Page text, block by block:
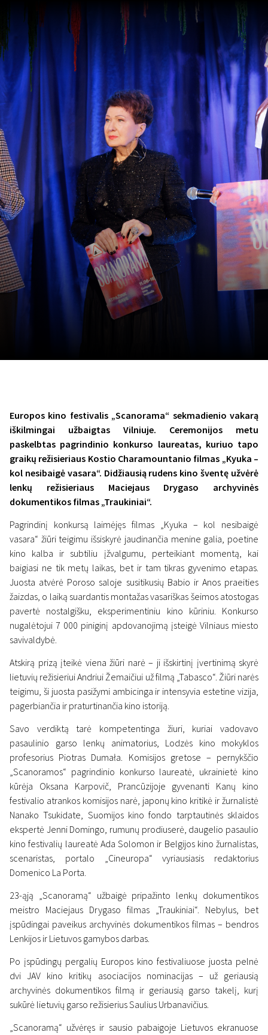
News
Vilniuje iškilmingai užbaigtas
„Scanoramos“ festivalis:
paaiškėjo pagrindinio
konkurso laimėtojas
18 November 2025
Europos kino festivalis „Scanorama“ sekmadienio vakarą
iškilmingai užbaigtas Vilniuje. Ceremonijos metu
paskelbtas pagrindinio konkurso laureatas, kuriuo tapo
graikų režisieriaus Kostio Charamountanio filmas „Kyuka –
kol nesibaigė vasara“. Didžiausią rudens kino šventę užvėrė
lenkų režisieriaus Maciejaus Drygaso archyvinės
dokumentikos filmas „Traukiniai“.
Pagrindinį konkursą laimėjęs filmas „Kyuka – kol nesibaigė
vasara“ žiūri teigimu išsiskyrė jaudinančia menine galia, poetine
kino kalba ir subtiliu įžvalgumu, perteikiant momentą, kai
baigiasi ne tik metų laikas, bet ir tam tikras gyvenimo etapas.
Juosta atvėrė Poroso saloje susitikusių Babio ir Anos praeities
žaizdas, o laiką suardantis montažas vasariškas šeimos atostogas
pavertė nostalgišku, eksperimentiniu kino kūriniu. Konkurso
nugalėtojui 7 000 piniginį apdovanojimą įsteigė Vilniaus miesto
savivaldybė.
Atskirą prizą įteikė viena žiūri narė – ji išskirtinį įvertinimą skyrė
lietuvių režisieriui Andriui Žemaičiui už filmą „Tabasco“. Žiūri narės
teigimu, ši juosta pasižymi ambicinga ir intensyvia estetine vizija,
pagerbiančia ir praturtinančia kino istoriją.
Savo verdiktą tarė kompetentinga žiuri, kuriai vadovavo
pasaulinio garso lenkų animatorius, Lodzės kino mokyklos
profesorius Piotras Dumała. Komisijos gretose – pernykščio
„Scanoramos“ pagrindinio konkurso laureatė, ukrainietė kino
kūrėja Oksana Karpovič, Prancūzijoje gyvenanti Kanų kino
festivalio atrankos komisijos narė, japonų kino kritikė ir žurnalistė
Nanako Tsukidate, Suomijos kino fondo tarptautinės sklaidos
ekspertė Jenni Domingo, rumunų prodiuserė, daugelio pasaulio
kino festivalių laureatė Ada Solomon ir Belgijos kino žurnalistas,
scenaristas, portalo „Cineuropa“ vyriausiasis redaktorius
Domenico La Porta.
23-ąją „Scanoramą“ užbaigė pripažinto lenkų dokumentikos
meistro Maciejaus Drygaso filmas „Traukiniai“. Nebylus, bet
įspūdingai paveikus archyvinės dokumentikos filmas – bendros
Lenkijos ir Lietuvos gamybos darbas.
Po įspūdingų pergalių Europos kino festivaliuose juosta pelnė
dvi JAV kino kritikų asociacijos nominacijas – už geriausią
archyvinės dokumentikos filmą ir geriausią garso takelį, kurį
sukūrė lietuvių garso režisierius Saulius Urbanavičius.
„Scanoramą“ užvėręs ir sausio pabaigoje Lietuvos ekranuose